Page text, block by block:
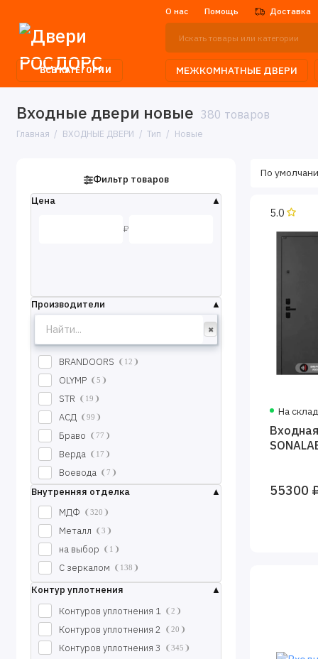
О нас Помощь Доставка
ВСЕ КАТЕГОРИИ МЕЖКОМНАТНЫЕ ДВЕРИ
Входные двери новые 380 товаров
Главная ВХОДНЫЕ ДВЕРИ Тип Новые
Фильтр товаров
Цена
₽
Производители
BRANDOORS 12
OLYMP 5
STR 19
АСД 99
Браво 77
Верда 17
Воевода 7
Входные двери INTECRON
Двери Комфорт входные
Двери про входные
Двери регионов входные
Двери-черноземья
Йошкар-Ола 1
Сударь
Внутренняя отделка
МДФ
320
Металл 3
на выбор 1
С зеркалом 138
Контур уплотнения
Контуров уплотнения 1
2
Контуров уплотнения 2 20
Контуров уплотнения 3 345
5.0
На
55300